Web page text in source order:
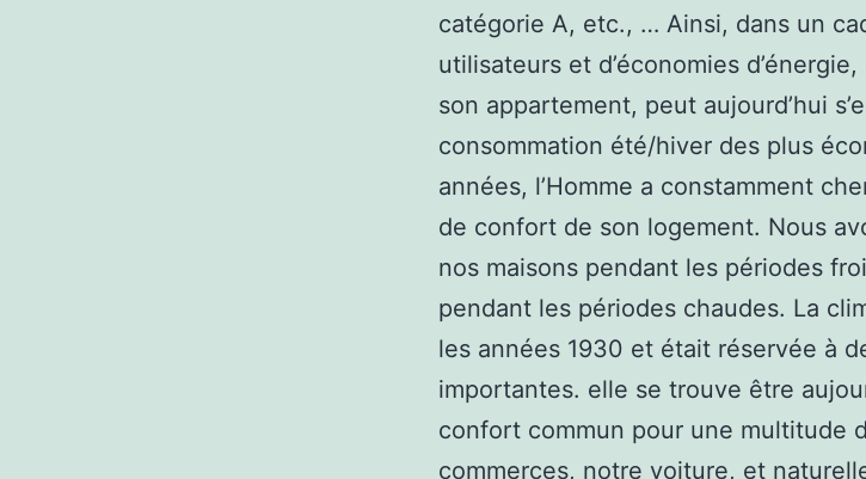
catégorie A, etc., … Ainsi, dans un
utilisateurs et d’économies
son appartement, peut aujourd’hui
consommation été/hiver des plus
années, l’Homme a constamment
de confort de son logement. Nous
nos maisons pendant les périodes
pendant les périodes chaudes. La
les années 1930 et était réservée à
importantes. elle se trouve être
confort commun pour une multitude
commerces, notre voiture, et